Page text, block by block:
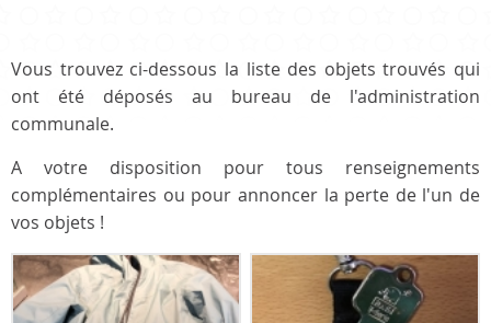
Vous trouvez ci-dessous la liste des objets trouvés qui
ont été déposés au bureau de l'administration
communale.
A votre disposition pour tous renseignements
complémentaires ou pour annoncer la perte de l'un de
vos objets !